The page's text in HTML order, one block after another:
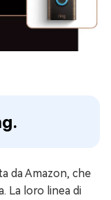
da Amazon, che
La loro linea di